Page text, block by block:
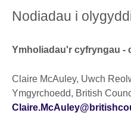
Nodiadau i
Ymholiadau'r cyfryngau -
Claire McAuley, Uwch
Ymgyrchoedd, British